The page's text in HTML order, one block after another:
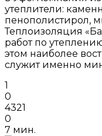
утеплители:
пенополистирол,
Теплоизоляция
работ по
этом наиболее
служит именно
1
0
4321
0
7 мин.